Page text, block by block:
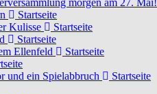
morgen am 27. Mai!
Startseite
Kulisse
Startseite
Startseite
Ellenfeld
Startseite
und ein Spielabbruch
Startseite